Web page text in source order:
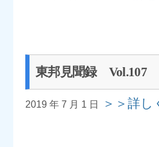
東邦見聞録 Vol.107
2019 年 7 月 1 日 ＞＞詳し